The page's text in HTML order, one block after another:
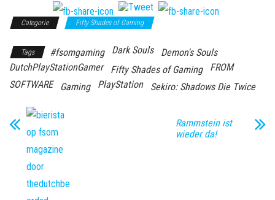
Categorie Fifty Shades of Gaming
Tags #fsomgaming Dark Souls
Demon's Souls
DutchPlayStationGamer
Fifty Shades of Gaming
FROM
SOFTWARE
Gaming PlayStation Sekiro: Shadows Die Twice
Rammstein ist
wieder da!